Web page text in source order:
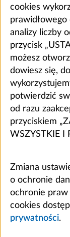
cookies
prawidłowego
analizy liczby
przycisk
możesz
dowiesz się,
potwierdzić
od razu
przyciskiem
WSZYSTKIE I
Zmiana
o ochronie
ochronie praw
cookies
prywatności.